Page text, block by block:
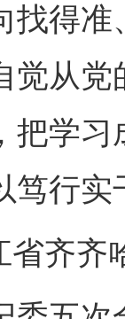
找得
觉从
学习
笃行
齐哈